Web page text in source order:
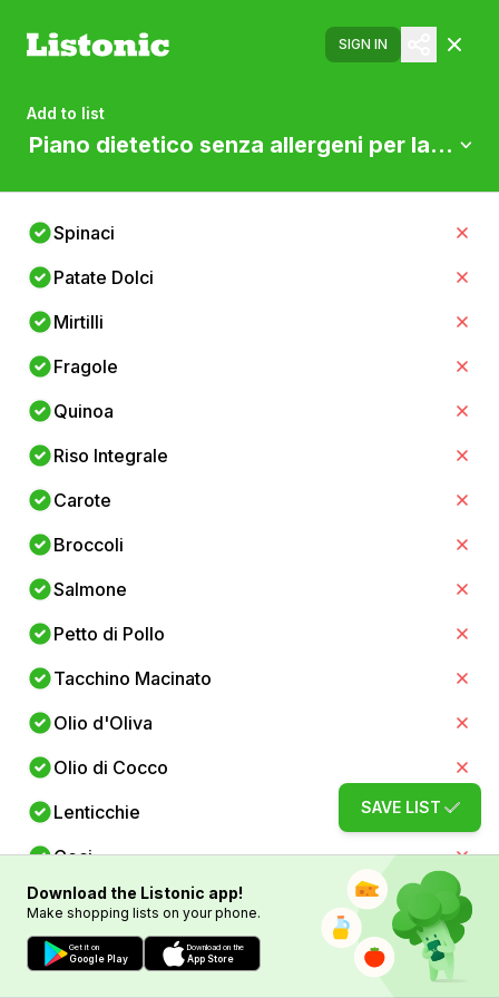
SIGN IN
Add to list
Piano dietetico senza allergeni per la
Spinaci
Patate Dolci
Mirtilli
Fragole
Quinoa
Riso Integrale
Carote
Broccoli
Salmone
Petto di Pollo
Tacchino Macinato
Olio d'Oliva
Olio di Cocco
Lenticchie
Ceci
Zucchine
Cavolfiore
SAVE LIST
Download the Listonic app!
Make shopping lists on your phone.
Get it on
Google Play
Download on the
App Store